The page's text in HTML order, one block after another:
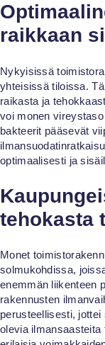
raikkaan
Nykyisissä
yhteisissä tiloissa.
raikasta ja
voi monen
bakteerit pääsevät
optimaalisesti ja
tehokasta
Monet
solmukohdissa,
enemmän liikenteen
rakennusten
perusteellisesti,
olevia